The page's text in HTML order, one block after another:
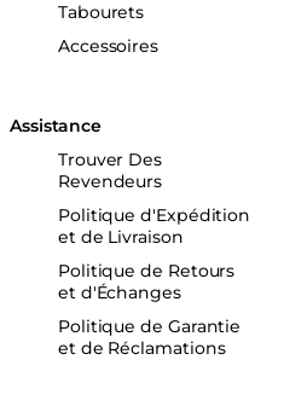
Tabourets
Accessoires
Assistance
Trouver Des
Revendeurs
Politique d'Expédition
et de Livraison
Politique de Retours
et d'Échanges
Politique de Garantie
et de Réclamations